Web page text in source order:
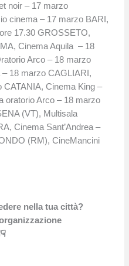
noir – 17 marzo
cinema – 17 marzo BARI,
17.30 GROSSETO,
Cinema Aquila – 18
Arco – 18 marzo
18 marzo CAGLIARI,
CATANIA, Cinema King –
oratorio Arco – 18 marzo
(VT), Multisala
Cinema Sant’Andrea –
(RM), CineMancini
nella tua città?